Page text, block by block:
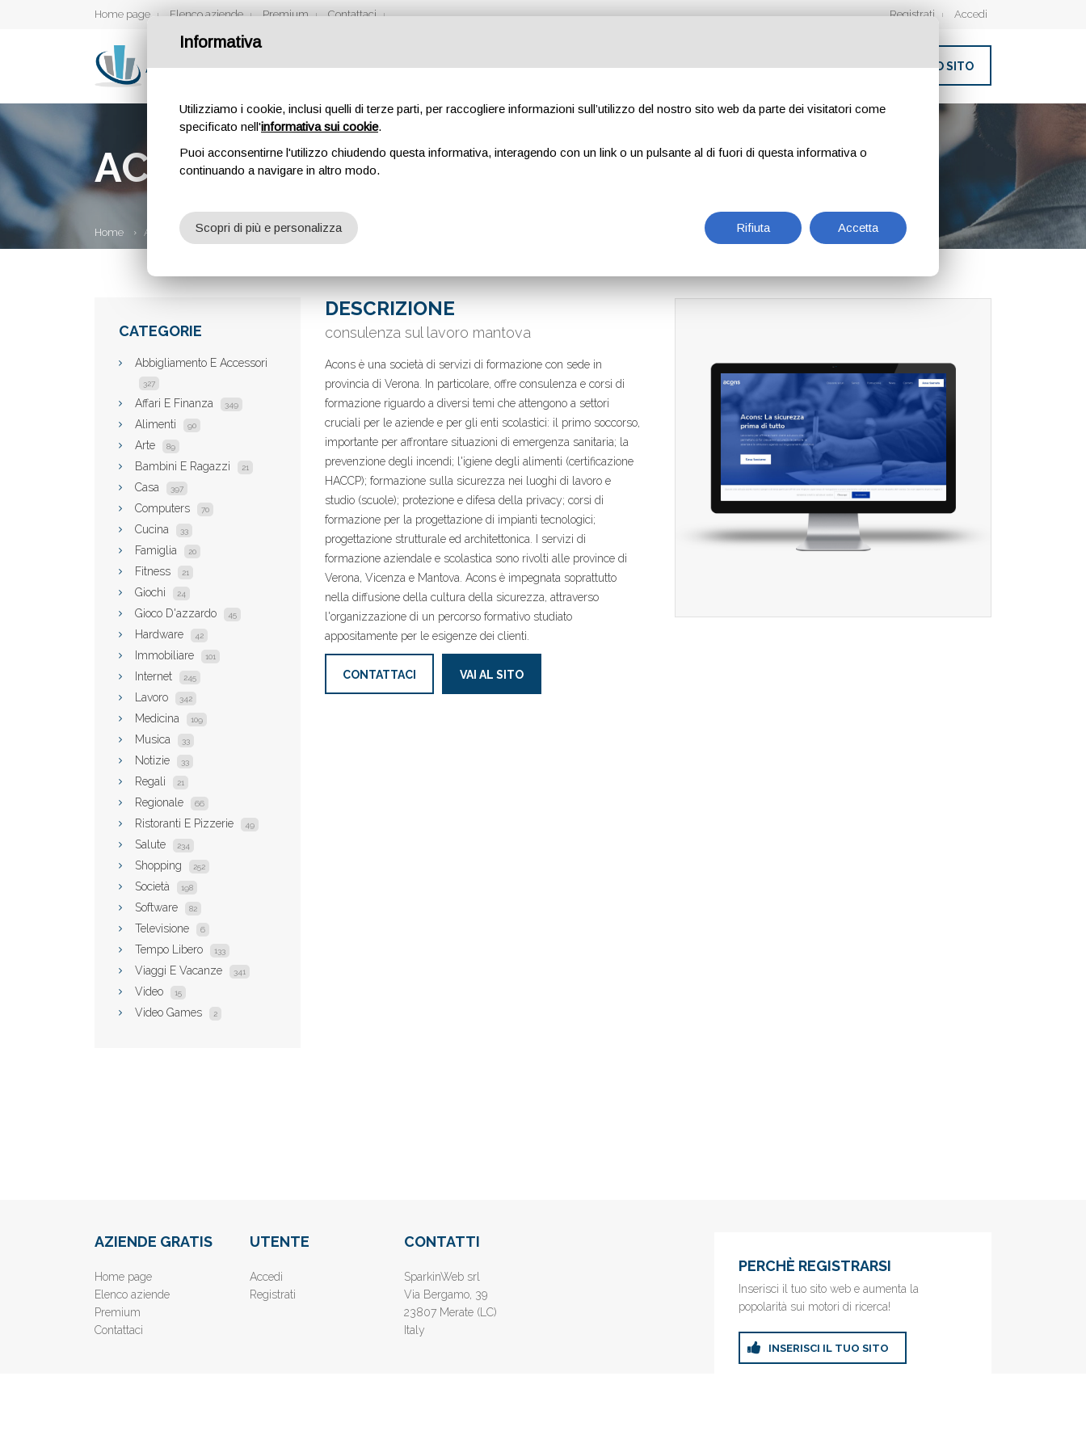
Home page Elenco aziende Premium Contattaci Registrati Accedi
INSERISCI IL TUO SITO
ACONS
Home Aziende Acons
CATEGORIE
Abbigliamento E Accessori
327
Affari E Finanza 349
Alimenti 90
Arte 89
Bambini E Ragazzi 21
Casa 397
Computers 70
Cucina 33
Famiglia 20
Fitness 21
Giochi 24
Gioco D'azzardo 45
Hardware 42
Immobiliare 101
Internet 245
Lavoro 342
Medicina 109
Musica 33
Notizie 33
Regali 21
Regionale 66
Ristoranti E Pizzerie 49
Salute 234
Shopping 252
Società 198
Software 82
Televisione 6
Tempo Libero 133
Viaggi E Vacanze 341
Video 15
Video Games 2
DESCRIZIONE
consulenza sul lavoro mantova
Acons è una società di servizi di formazione con sede in
provincia di Verona. In particolare, offre consulenza e corsi di
formazione riguardo a diversi temi che attengono a settori
cruciali per le aziende e per gli enti scolastici: il primo soccorso,
importante per affrontare situazioni di emergenza sanitaria; la
prevenzione degli incendi; l'igiene degli alimenti (certificazione
HACCP); formazione sulla sicurezza nei luoghi di lavoro e
studio (scuole); protezione e difesa della privacy; corsi di
formazione per la progettazione di impianti tecnologici;
progettazione strutturale ed architettonica. I servizi di
formazione aziendale e scolastica sono rivolti alle province di
Verona, Vicenza e Mantova. Acons è impegnata soprattutto
nella diffusione della cultura della sicurezza, attraverso
l'organizzazione di un percorso formativo studiato
appositamente per le esigenze dei clienti.
CONTATTACI VAI AL SITO
AZIENDE GRATIS
Home page
Elenco aziende
Premium
Contattaci
UTENTE
Accedi
Registrati
CONTATTI
SparkinWeb srl
Via Bergamo, 39
23807 Merate (LC)
Italy
PERCHÈ REGISTRARSI
Inserisci il tuo sito web e aumenta la
popolarità sui motori di ricerca!
INSERISCI IL TUO SITO
Informativa
Utilizziamo i cookie, inclusi quelli di terze parti, per raccogliere informazioni sull’utilizzo del nostro sito web da parte dei visitatori come
specificato nell'informativa sui cookie.
Puoi acconsentirne l'utilizzo chiudendo questa informativa, interagendo con un link o un pulsante al di fuori di questa informativa o
continuando a navigare in altro modo.
Rifiuta Accetta
Scopri di più e personalizza